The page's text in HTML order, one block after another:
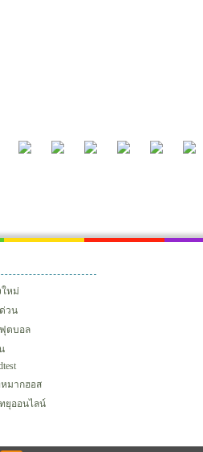
ปฏิทิน 2556
ใหม่
วน
ตบอล
มากฮอส
ยุออนไลน์